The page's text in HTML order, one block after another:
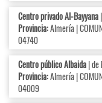
Centro privado Al-Bayyana
Provincia:Almería |
04740
Centro público Albaida| de
Provincia:Almería |
04009